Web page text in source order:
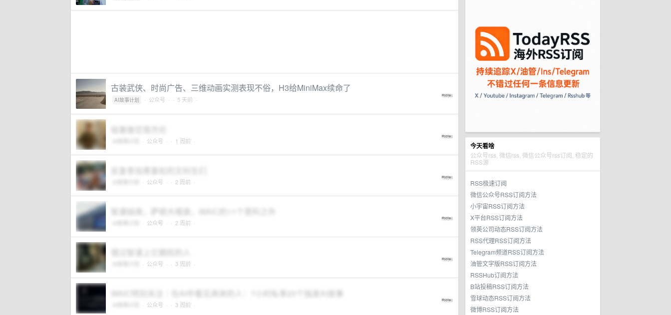
今天看啥
公众号rss, 微信rss, 微信公众号rss订阅, 稳定的
RSS源
RSS极速订阅
微信公众号RSS订阅方法
小宇宙RSS订阅方法
X平台RSS订阅方法
领英公司动态RSS订阅方法
RSS代理RSS订阅方法
Telegram频道RSS订阅方法
油管文字版RSS订阅方法
RSSHub订阅方法
B站投稿RSS订阅方法
雪球动态RSS订阅方法
微博RSS订阅方法
古装武侠、时尚广告、三维动画实测表现不俗，H3给MiniMax续命了
AI故事计划 · 公众号 · · 5 天前 ·
硅基做空周杰伦
· 公众号 · · 1 周前 ·
反复参加黑客松的文科生们
· 公众号 · · 2 周前 ·
· 公众号 · · 2 周前 ·
· 公众号 · · 3 周前 ·
WAIC特别关注｜在AI中看见具体的人：7小时私享20个独家AI故事
· 公众号 · · 3 周前 ·